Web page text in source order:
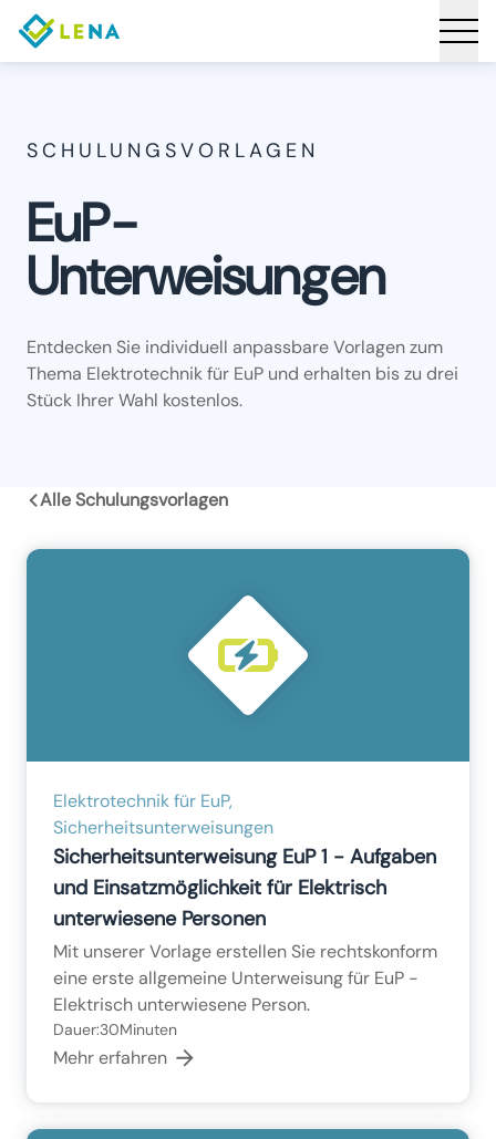
SCHULUNGSVORLAGEN
EuP-
Unterweisungen
Entdecken Sie individuell anpassbare Vorlagen zum
Thema Elektrotechnik für EuP und erhalten bis zu drei
Stück Ihrer Wahl kostenlos.
Alle Schulungsvorlagen
Elektrotechnik für EuP,
Sicherheitsunterweisungen
Sicherheitsunterweisung EuP 1 - Aufgaben
und Einsatzmöglichkeit für Elektrisch
unterwiesene Personen
Mit unserer Vorlage erstellen Sie rechtskonform
eine erste allgemeine Unterweisung für EuP -
Elektrisch unterwiesene Person.
Dauer:30Minuten
Mehr erfahren